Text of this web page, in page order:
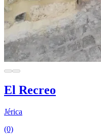
El Recreo
Jérica
(0)